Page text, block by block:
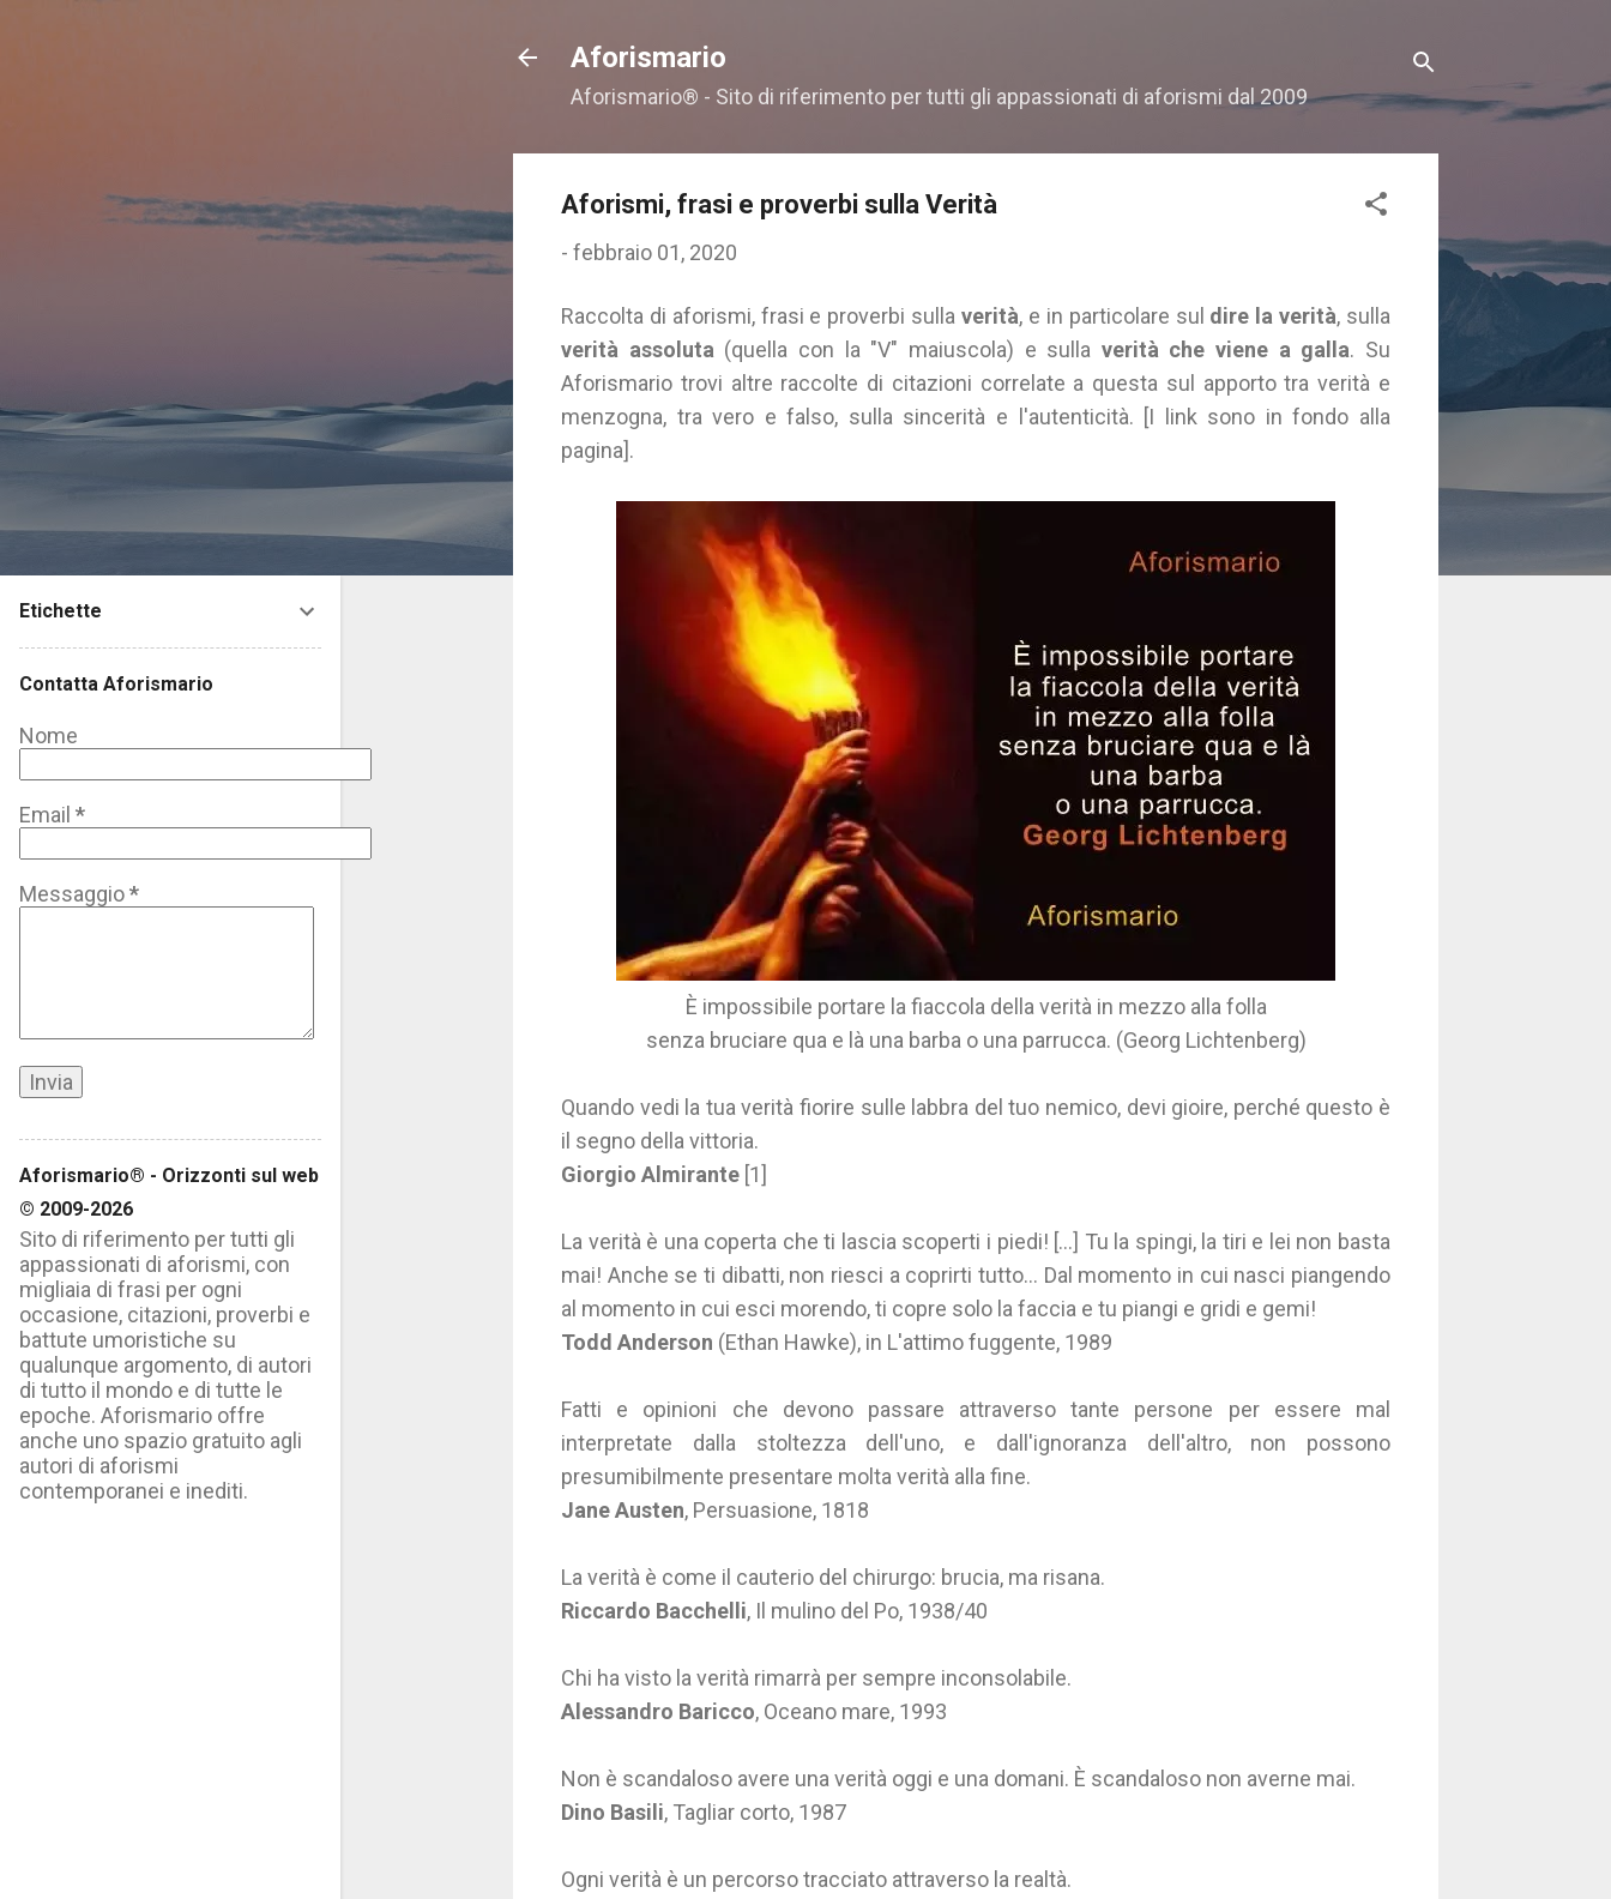
Aforismario
Aforismario® - Sito di riferimento per tutti gli appassionati di aforismi dal 2009
Aforismi, frasi e proverbi sulla Verità
- febbraio 01, 2020
Raccolta di aforismi, frasi e proverbi sullaverità, e in particolare sul dire la verità, sulla
verità assoluta (quella con la "V" maiuscola) e sulla verità che viene a galla. Su
Aforismario trovi altre raccolte di citazioni correlate a questa sul apporto tra verità e
menzogna, tra vero e falso, sulla sincerità e l'autenticità. [I link sono in fondo alla
pagina].
È impossibile portare la fiaccola della verità in mezzo alla folla
senza bruciare qua e là una barba o una parrucca. (Georg Lichtenberg)
Quando vedi la tua verità fiorire sulle labbra del tuo nemico, devi gioire, perché questo è
il segno della vittoria.
Giorgio Almirante [1]
La verità è una coperta che ti lascia scoperti i piedi! [...] Tu la spingi, la tiri e lei non basta
mai! Anche se ti dibatti, non riesci a coprirti tutto... Dal momento in cui nasci piangendo
al momento in cui esci morendo, ti copre solo la faccia e tu piangi e gridi e gemi!
Todd Anderson (Ethan Hawke), in L'attimo fuggente, 1989
Fatti e opinioni che devono passare attraverso tante persone per essere mal
interpretate dalla stoltezza dell'uno, e dall'ignoranza dell'altro, non possono
presumibilmente presentare molta verità alla fine.
Jane Austen, Persuasione, 1818
La verità è come il cauterio del chirurgo: brucia, ma risana.
Riccardo Bacchelli, Il mulino del Po, 1938/40
Chi ha visto la verità rimarrà per sempre inconsolabile.
Alessandro Baricco, Oceano mare, 1993
Non è scandaloso avere una verità oggi e una domani. È scandaloso non averne mai.
Dino Basili, Tagliar corto, 1987
Ogni verità è un percorso tracciato attraverso la realtà.
Etichette
Contatta Aforismario
Nome
Email *
Messaggio*
Aforismario® - Orizzonti sul web
© 2009-2026
Sito di riferimento per tutti gli
appassionati di aforismi, con
migliaia di frasi per ogni
occasione, citazioni, proverbi e
battute umoristiche su
qualunque argomento, di autori
di tutto il mondo e di tutte le
epoche. Aforismario offre
anche uno spazio gratuito agli
autori di aforismi
contemporanei e inediti.